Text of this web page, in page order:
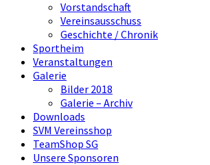
Vorstandschaft
Vereinsausschuss
Geschichte / Chronik
Sportheim
Veranstaltungen
Galerie
Bilder 2018
Galerie – Archiv
Downloads
SVM Vereinsshop
TeamShop SG
Unsere Sponsoren